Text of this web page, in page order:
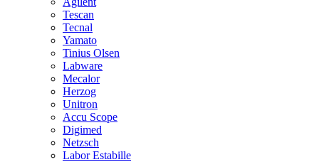
Tescan
Tecnal
Yamato
Tinius Olsen
Labware
Mecalor
Herzog
Unitron
Accu Scope
Digimed
Netzsch
Labor Estabille